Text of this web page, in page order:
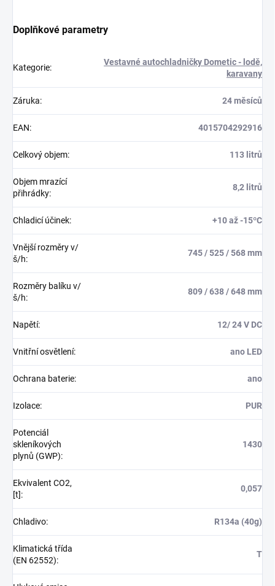
Doplňkové parametry
Kategorie:
Vestavné autochladničky Dometic - lodě,
karavany
Záruka: 24 měsíců
EAN: 4015704292916
Celkový objem: 113 litrů
Objem mrazící
přihrádky:
8,2 litrů
Chladicí účinek: +10 až -15ºC
Vnější rozměry v/
š/h:
745 / 525 / 568 mm
Rozměry balíku v/
š/h:
809 / 638 / 648 mm
Napětí: 12/ 24 V DC
Vnitřní osvětlení: ano LED
Ochrana baterie: ano
Izolace: PUR
Potenciál
skleníkových
plynů (GWP):
1430
Ekvivalent CO2,
[t]:
0,057
Chladivo: R134a (40g)
Klimatická třída
(EN 62552):
T